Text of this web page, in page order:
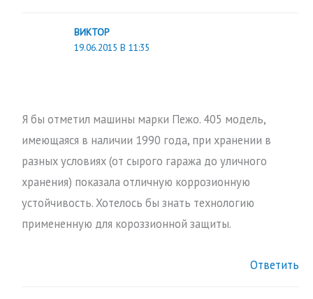
ВИКТОР
19.06.2015 В 11:35
Я бы отметил машины марки Пежо. 405 модель,
имеющаяся в наличии 1990 года, при хранении в
разных условиях (от сырого гаража до уличного
хранения) показала отличную коррозионную
устойчивость. Хотелось бы знать технологию
примененную для короззионной защиты.
Ответить